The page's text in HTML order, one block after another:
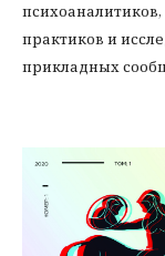
практиков и
прикладных